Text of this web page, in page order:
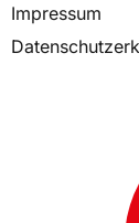
Impressum